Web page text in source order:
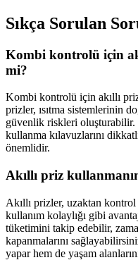
Sıkça Sorulan
Kombi kontrolü için
mi?
Kombi kontrolü için akıllı
prizler, ısıtma sistemlerinin
güvenlik riskleri oluşturabilir.
kullanma kılavuzlarını
önemlidir.
Akıllı priz
Akıllı prizler, uzaktan
kullanım kolaylığı gibi
tüketimini takip edebilir,
kapanmalarını
yapar hem de yaşam